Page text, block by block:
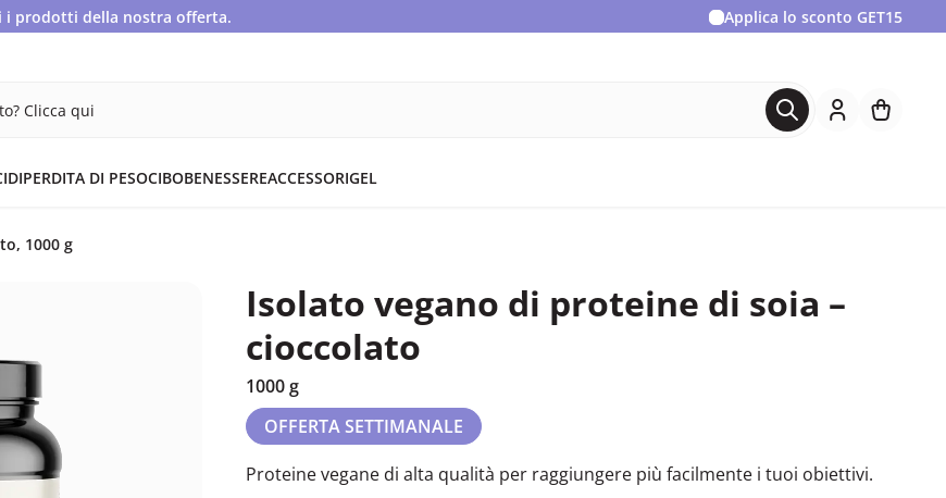
i prodotti della nostra offerta. Applica lo sconto GET15
Clicca qui
PERDITA DI PESOCIBOBENESSEREACCESSORIGEL
1000 g
Isolato vegano di proteine di soia –
cioccolato
1000 g
OFFERTA SETTIMANALE
Proteine vegane di alta qualità per raggiungere più facilmente i tuoi obiettivi.